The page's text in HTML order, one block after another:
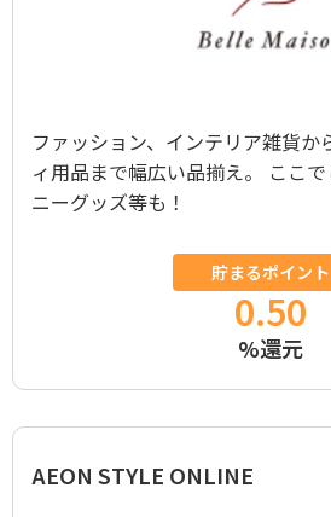
ファッション、インテリア雑貨か
ィ用品まで幅広い品揃え。 ここ
ニーグッズ等も！
貯まるポイント
0.50
%還元
AEON STYLE ONLINE